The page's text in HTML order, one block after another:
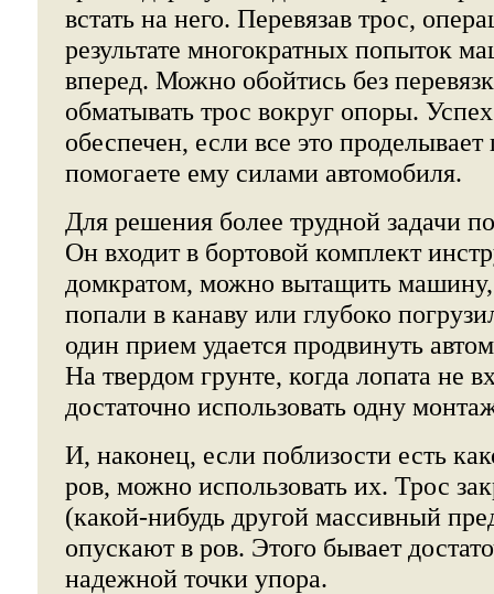
встать на него. Перевязав трос,
результате многократных попыток
вперед. Можно обойтись без
обматывать трос вокруг опоры.
обеспечен, если все это
помогаете ему силами автомобиля.
Для решения более трудной задачи
Он входит в бортовой комплект
домкратом, можно вытащить машину,
попали в канаву или глубоко
один прием удается продвинуть
На твердом грунте, когда лопата не
достаточно использовать одну
И, наконец, если поблизости есть
ров, можно использовать их. Трос
(какой-нибудь другой массивный
опускают в ров. Этого бывает
надежной точки упора.